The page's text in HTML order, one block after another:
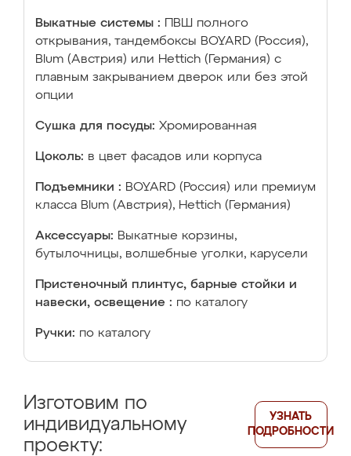
Выкатные системы :
ПВШ полного
открывания, тандембоксы BOYARD (Россия),
Blum (Австрия) или Hettich (Германия) с
плавным закрыванием дверок или без этой
опции
Сушка для посуды: Хромированная
Цоколь: в цвет фасадов или корпуса
Подъемники : BOYARD (Россия) или премиум
класса Blum (Австрия), Hettich (Германия)
Аксессуары: Выкатные корзины,
бутылочницы, волшебные уголки, карусели
Пристеночный плинтус, барные стойки и
навески, освещение : по каталогу
Ручки: по каталогу
Изготовим по
индивидуальному
проекту:
УЗНАТЬ
ПОДРОБНОСТИ